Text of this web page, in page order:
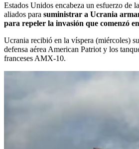
Estados Unidos encabeza un esfuerzo de
aliados para suministrar a Ucrania
para repeler la invasión que comenzó
Ucrania recibió en la víspera (miércoles)
defensa aérea American Patriot y los
franceses AMX-10.